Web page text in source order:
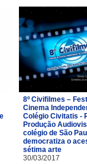
8º Civifilmes –
Cinema
Colégio Civitatis -
Produção
colégio de São
democratiza o
sétima arte
30/03/2017